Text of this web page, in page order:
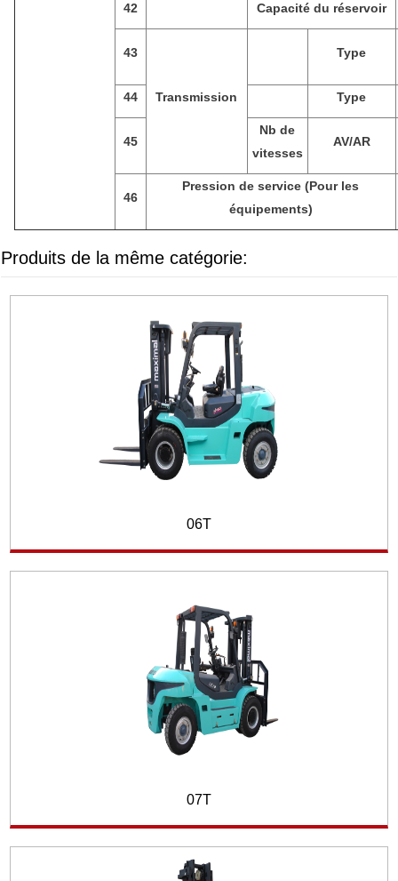
42 Capacité du réservoir
43
Transmission
Type
44 Type
45
Nb de
vitesses
AV/AR
46
Pression de service (Pour les
équipements)
Produits de la même catégorie:
06T
07T